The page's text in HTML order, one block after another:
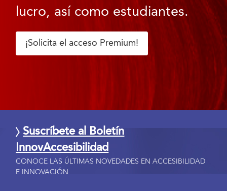
lucro, así como estudiantes.
¡Solicita el acceso Premium!
Suscríbete al Boletín
InnovAccesibilidad
CONOCE LAS ÚLTIMAS NOVEDADES EN ACCESIBILIDAD
E INNOVACIÓN